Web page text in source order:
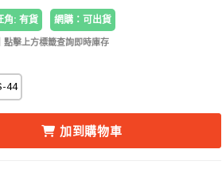
角: 有貨 網購：可出貨
點擊上方標籤查詢即時庫存
44
C AUDIO INTERFACE 便攜式錄
24 USB-C AUDIO INTERFACE
加到購物車